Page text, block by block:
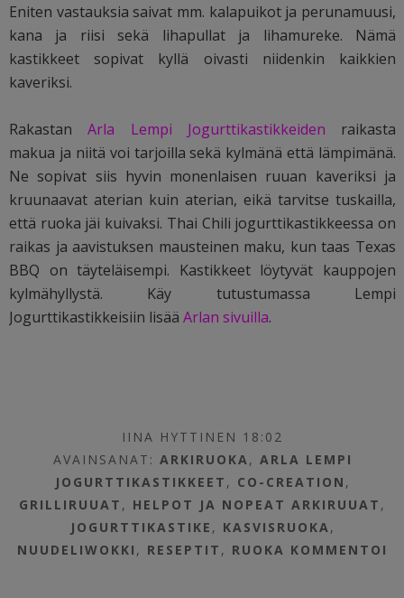
Eniten vastauksia saivat mm. kalapuikot ja perunamuusi,
kana ja riisi sekä lihapullat ja lihamureke. Nämä
kastikkeet sopivat kyllä oivasti niidenkin kaikkien
kaveriksi.
RakastanArla Lempi Jogurttikastikkeiden raikasta
makua ja niitä voi tarjoilla sekä kylmänä että lämpimänä.
Ne sopivat siis hyvin monenlaisen ruuan kaveriksi ja
kruunaavat aterian kuin aterian, eikä tarvitse tuskailla,
että ruoka jäi kuivaksi. Thai Chili jogurttikastikkeessa on
raikas ja aavistuksen mausteinen maku, kun taas Texas
BBQ on täyteläisempi. Kastikkeet löytyvät kauppojen
kylmähyllystä. Käy tutustumassa Lempi
Jogurttikastikkeisiin lisää Arlan sivuilla.
IINA HYTTINEN 18:02
AVAINSANAT: ARKIRUOKA, ARLA LEMPI
JOGURTTIKASTIKKEET , CO-CREATION ,
GRILLIRUUAT , HELPOT JA NOPEAT ARKIRUUAT ,
JOGURTTIKASTIKE , KASVISRUOKA,
NUUDELIWOKKI , RESEPTIT , RUOKA KOMMENTOI